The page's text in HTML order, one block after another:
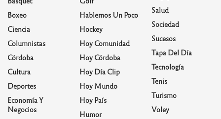
Boxeo
Ciencia
Columnistas
Córdoba
Cultura
Deportes
Economía Y
Negocios
Hablemos Un Poco
Hockey
Hoy Comunidad
Hoy Córdoba
Hoy Día Clip
Hoy Mundo
Hoy País
Humor
Salud
Sociedad
Sucesos
Tapa Del Día
Tecnología
Tenis
Turismo
Voley